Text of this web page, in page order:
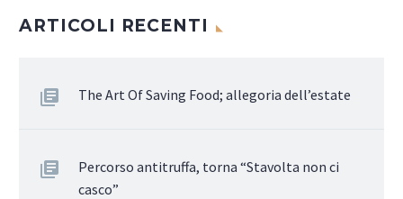
ARTICOLI RECENTI
The Art Of Saving Food; allegoria dell’estate
Percorso antitruffa, torna “Stavolta non ci
casco”